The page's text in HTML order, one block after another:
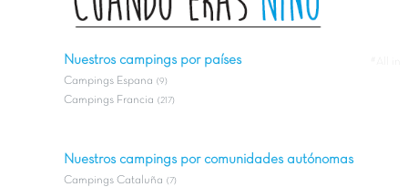
Nuestros campings por países
Campings Espana (9)
Campings Francia (217)
Nuestros campings por comunidades autónomas
Campings Cataluña (7)